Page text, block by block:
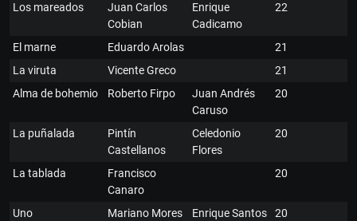
Los mareados
Juan Carlos
Cobian
Enrique
Cadicamo
22
El marne Eduardo Arolas
21
La viruta
Vicente Greco
21
Alma de bohemio
Roberto Firpo
Juan Andrés
Caruso
20
La puñalada
Pintín
Castellanos
Celedonio
Flores
20
La tablada
Francisco
Canaro
20
Uno Mariano Mores
Enrique Santos
20